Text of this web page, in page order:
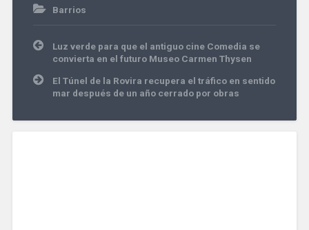
Barrios
Navegación
de
entradas
Luz verde para que el antiguo cine Comedia se
convierta en el futuro Museo Carmen Thysen
El Túnel de la Rovira recupera el tráfico en sentido
mar después de un año cerrado por obras